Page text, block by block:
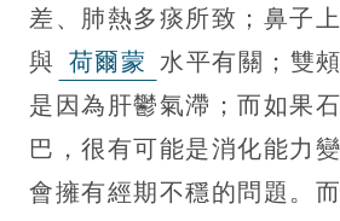
差、肺熱多痰所致；鼻子
與 荷爾蒙 水平有關；雙
是因為肝鬱氣滯；而如果
巴，很有可能是消化能力
會擁有經期不穩的問題。